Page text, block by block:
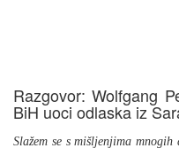
Razgovor: Wolfgang
BiH uoci odlaska iz
Slažem se s mišljenjima